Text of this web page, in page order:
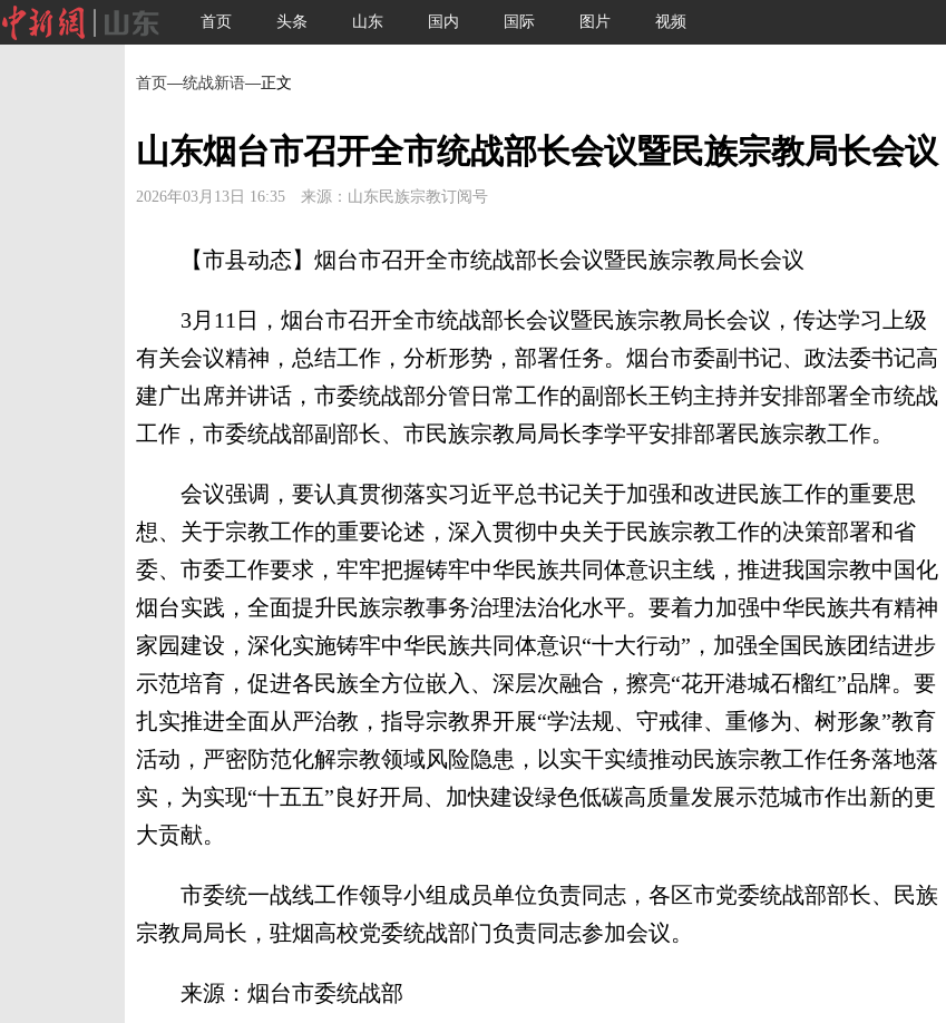
首页 头条 山东 国内 国际 图片 视频
首页—统战新语—正文
山东烟台市召开全市统战部长会议暨民族宗教局长会议
2026年03月13日 16:35 来源：山东民族宗教订阅号
【市县动态】烟台市召开全市统战部长会议暨民族宗教局长会议
3月11日，烟台市召开全市统战部长会议暨民族宗教局长会议，传达学习上级
有关会议精神，总结工作，分析形势，部署任务。烟台市委副书记、政法委书记高
建广出席并讲话，市委统战部分管日常工作的副部长王钧主持并安排部署全市统战
工作，市委统战部副部长、市民族宗教局局长李学平安排部署民族宗教工作。
会议强调，要认真贯彻落实习近平总书记关于加强和改进民族工作的重要思
想、关于宗教工作的重要论述，深入贯彻中央关于民族宗教工作的决策部署和省
委、市委工作要求，牢牢把握铸牢中华民族共同体意识主线，推进我国宗教中国化
烟台实践，全面提升民族宗教事务治理法治化水平。要着力加强中华民族共有精神
家园建设，深化实施铸牢中华民族共同体意识“十大行动”，加强全国民族团结进步
示范培育，促进各民族全方位嵌入、深层次融合，擦亮“花开港城石榴红”品牌。要
扎实推进全面从严治教，指导宗教界开展“学法规、守戒律、重修为、树形象”教育
活动，严密防范化解宗教领域风险隐患，以实干实绩推动民族宗教工作任务落地落
实，为实现“十五五”良好开局、加快建设绿色低碳高质量发展示范城市作出新的更
大贡献。
市委统一战线工作领导小组成员单位负责同志，各区市党委统战部部长、民族
宗教局局长，驻烟高校党委统战部门负责同志参加会议。
来源：烟台市委统战部